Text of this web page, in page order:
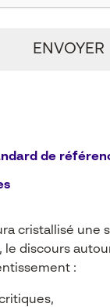
de
cristallisé une
le discours
: